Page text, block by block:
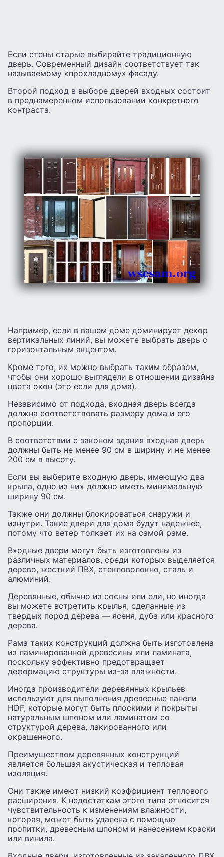
Если стены старые выбирайте традиционную
дверь. Современный дизайн соответствует так
называемому «прохладному» фасаду.
Второй подход в выборе дверей входных состоит
в преднамеренном использовании конкретного
контраста.
Например, если в вашем доме доминирует декор
вертикальных линий, вы можете выбрать дверь с
горизонтальным акцентом.
Кроме того, их можно выбрать таким образом,
чтобы они хорошо выглядели в отношении дизайна
цвета окон (это если для дома).
Независимо от подхода, входная дверь всегда
должна соответствовать размеру дома и его
пропорции.
В соответствии с законом здания входная дверь
должны быть не менее 90 см в ширину и не менее
200 см в высоту.
Если вы выберите входную дверь, имеющую два
крыла, одно из них должно иметь минимальную
ширину 90 см.
Также они должны блокироваться снаружи и
изнутри. Такие двери для дома будут надежнее,
потому что ветер толкает их на самой раме.
Входные двери могут быть изготовлены из
различных материалов, среди которых выделяется
дерево, жесткий ПВХ, стекловолокно, сталь и
алюминий.
Деревянные, обычно из сосны или ели, но иногда
вы можете встретить крылья, сделанные из
твердых пород дерева — ясеня, дуба или красного
дерева.
Рама таких конструкций должна быть изготовлена
из ламинированной древесины или ламината,
поскольку эффективно предотвращает
деформацию структуры из-за влажности.
Иногда производители деревянных крыльев
используют для выполнения древесные панели
HDF, которые могут быть плоскими и покрыты
натуральным шпоном или ламинатом со
структурой дерева, лакированного или
окрашенного.
Преимуществом деревянных конструкций
является большая акустическая и тепловая
изоляция.
Они также имеют низкий коэффициент теплового
расширения. К недостаткам этого типа относится
чувствительность к изменениям влажности,
которая, может быть удалена с помощью
пропитки, древесным шпоном и нанесением краски
или винила.